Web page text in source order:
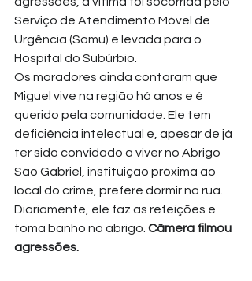
Serviço de Atendimento Móvel de
Urgência (Samu) e levada para o
Hospital do Subúrbio.
Os moradores ainda contaram que
Miguel vive na região há anos e é
querido pela comunidade. Ele tem
deficiência intelectual e, apesar de já
ter sido convidado a viver no Abrigo
São Gabriel, instituição próxima ao
local do crime, prefere dormir na rua.
Diariamente, ele faz as refeições e
toma banho no abrigo. Câmera filmou
agressões.